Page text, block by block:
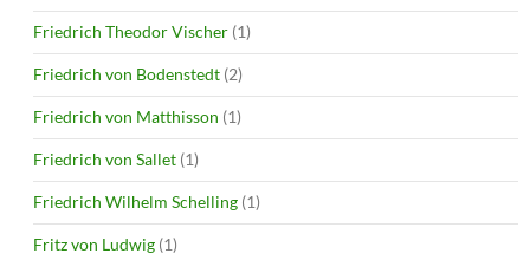
Friedrich Theodor Vischer (1)
Friedrich von Bodenstedt (2)
Friedrich von Matthisson (1)
Friedrich von Sallet (1)
Friedrich Wilhelm Schelling (1)
Fritz von Ludwig (1)